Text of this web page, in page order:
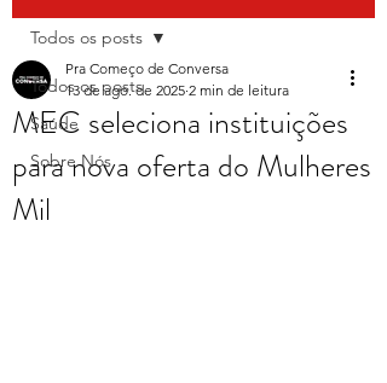
Todos os posts
Saúde
Sobre Nós
Todos os posts
MEC seleciona instituições
para nova oferta do Mulheres
Mil
Pra Começo de Conversa
13 de ago. de 2025 2 min de leitura